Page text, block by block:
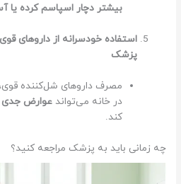
بیشتر دچار اسپاسم کرده یا
استفاده خودسرانه از داروهای
پزشک
مصرف داروهای شل‌کننده
در خانه می‌تواند عوارض جدی
کند.
چه زمانی باید به پزشک مراجعه کنید؟